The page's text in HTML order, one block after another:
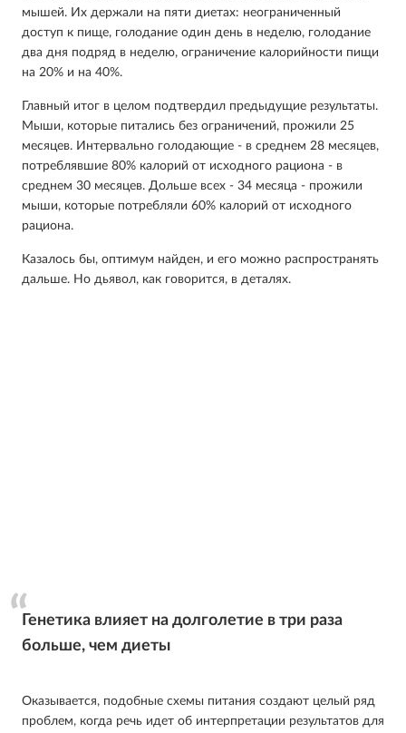
мышей. Их держали на пяти диетах: неограниченный
доступ к пище, голодание один день в неделю, голодание
два дня подряд в неделю, ограничение калорийности пищи
на 20% и на 40%.
Главный итог в целом подтвердил предыдущие результаты.
Мыши, которые питались без ограничений, прожили 25
месяцев. Интервально голодающие - в среднем 28 месяцев,
потреблявшие 80% калорий от исходного рациона - в
среднем 30 месяцев. Дольше всех - 34 месяца - прожили
мыши, которые потребляли 60% калорий от исходного
рациона.
Казалось бы, оптимум найден, и его можно распространять
дальше. Но дьявол, как говорится, в деталях.
Генетика влияет на долголетие в три раза
больше, чем диеты
Оказывается, подобные схемы питания создают целый ряд
проблем, когда речь идет об интерпретации результатов для